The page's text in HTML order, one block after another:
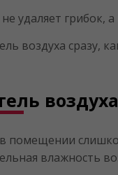
удаляет грибок,
воздуха сразу,
помещении
влажность